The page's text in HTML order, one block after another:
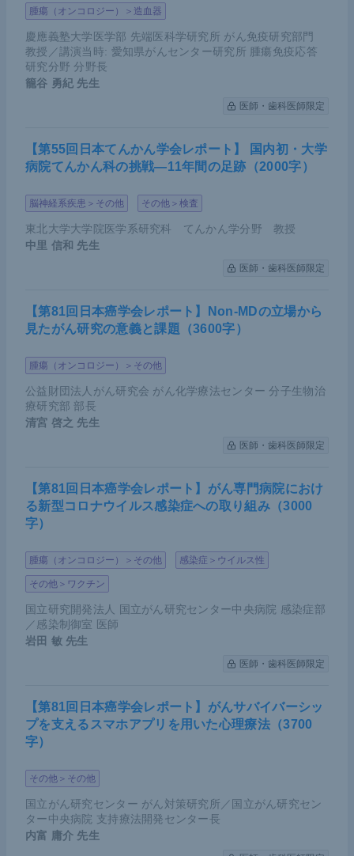
腫瘍（オンコロジー）＞造血器
慶應義塾大学医学部 先端医科学研究所 がん免疫研究部門
教授／講演当時: 愛知県がんセンター研究所 腫瘍免疫応答
研究分野 分野長
籠谷 勇紀 先生
医師・歯科医師限定
【第55回日本てんかん学会レポート】 国内初・大学
病院てんかん科の挑戦―11年間の足跡（2000字）
脳神経系疾患＞その他 その他＞検査
東北大学大学院医学系研究科 てんかん学分野 教授
中里 信和 先生
医師・歯科医師限定
【第81回日本癌学会レポート】Non-MDの立場から
見たがん研究の意義と課題（3600字）
腫瘍（オンコロジー）＞その他
公益財団法人がん研究会 がん化学療法センター 分子生物治
療研究部 部長
清宮 啓之 先生
医師・歯科医師限定
【第81回日本癌学会レポート】がん専門病院におけ
る新型コロナウイルス感染症への取り組み（3000
字）
腫瘍（オンコロジー）＞その他 感染症＞ウイルス性
その他＞ワクチン
国立研究開発法人 国立がん研究センター中央病院 感染症部
／感染制御室 医師
岩田 敏 先生
医師・歯科医師限定
【第81回日本癌学会レポート】がんサバイバーシッ
プを支えるスマホアプリを用いた心理療法（3700
字）
その他＞その他
国立がん研究センター がん対策研究所／国立がん研究セン
ター中央病院 支持療法開発センター長
内富 庸介 先生